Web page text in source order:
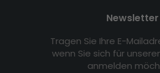
Newsletter
Tragen Sie Ihre E-
wenn Sie sich für
anmelden